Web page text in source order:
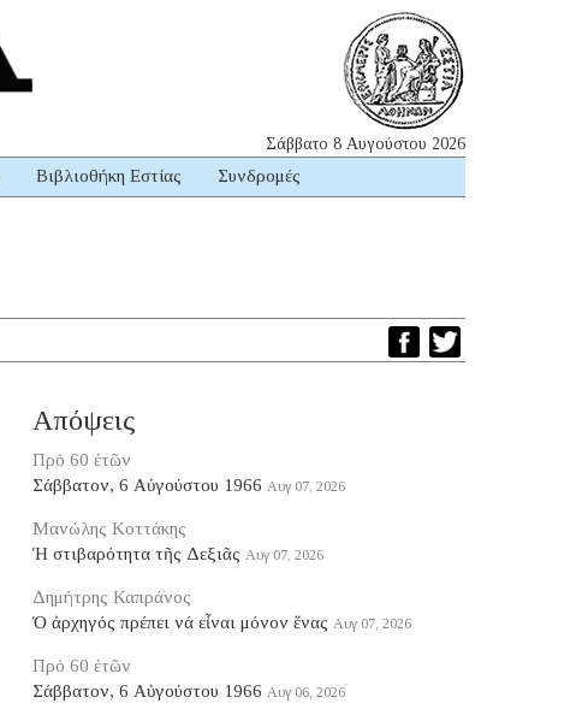
Σάββατο 8 Αυγούστου 2026
Βιβλιοθήκη Εστίας Συνδρομές
Απόψεις
Πρό 60 ἐτῶν
Σάββατον, 6 Αὐγούστου 1966 Αυγ 07, 2026
Μανώλης Κοττάκης
Ἡ στιβαρότητα τῆς Δεξιᾶς Αυγ 07, 2026
Δημήτρης Καπράνος
Ὁ ἀρχηγός πρέπει νά εἶναι μόνον ἕνας Αυγ 07, 2026
Πρό 60 ἐτῶν
Σάββατον, 6 Αὐγούστου 1966 Αυγ 06, 2026